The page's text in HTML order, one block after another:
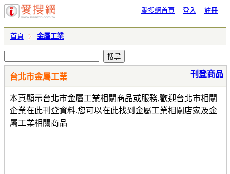
愛搜網首頁 登入 註冊
首頁 金屬工業
台北市金屬工業
本頁顯示台北市金屬工業相關商品或服務,歡迎台北市相關
企業在此刊登資料.您可以在此找到金屬工業相關店家及金
屬工業相關商品
刊登商品